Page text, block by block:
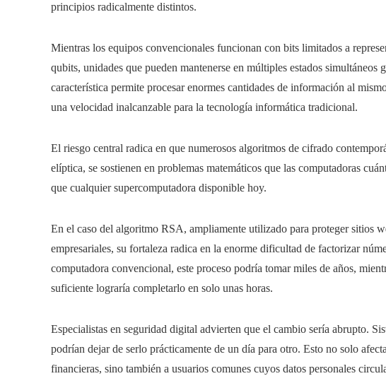
principios radicalmente distintos.
Mientras los equipos convencionales funcionan con bits limitados a
qubits, unidades que pueden mantenerse en múltiples estados simultáneos
característica permite procesar enormes cantidades de información al
una velocidad inalcanzable para la tecnología informática tradicional.
El riesgo central radica en que numerosos algoritmos de cifrado
elíptica, se sostienen en problemas matemáticos que las computadoras
que cualquier supercomputadora disponible hoy.
En el caso del algoritmo RSA, ampliamente utilizado para proteger sitios
empresariales, su fortaleza radica en la enorme dificultad de factorizar
computadora convencional, este proceso podría tomar miles de años,
suficiente lograría completarlo en solo unas horas.
Especialistas en seguridad digital advierten que el cambio sería abrupto.
podrían dejar de serlo prácticamente de un día para otro. Esto no solo
financieras, sino también a usuarios comunes cuyos datos personales